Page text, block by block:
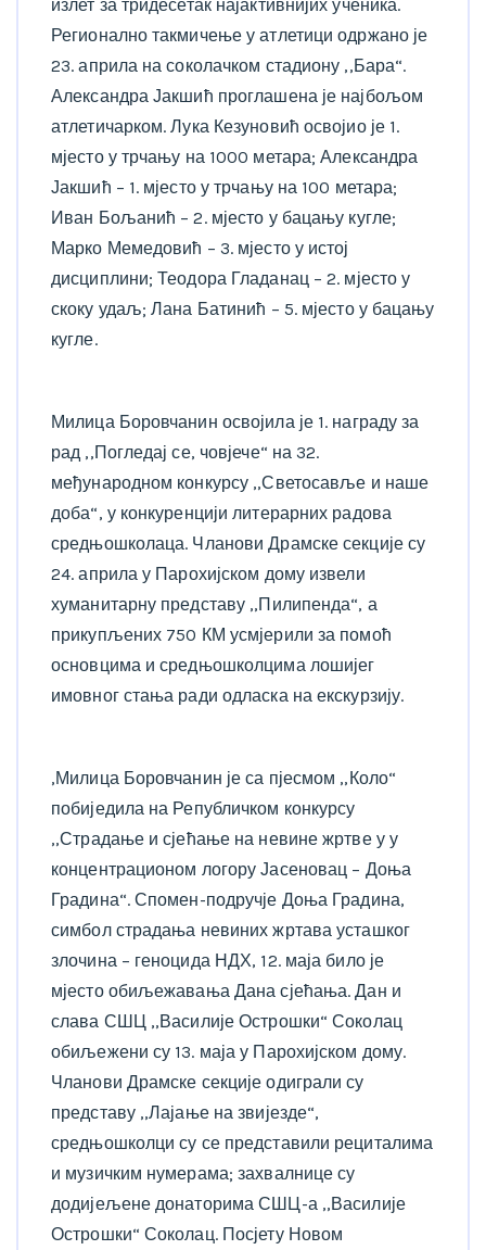
излет за тридесетак најактивнијих ученика.
Регионално такмичење у атлетици одржано је
23. априла на соколачком стадиону ,,Бара“.
Александра Јакшић проглашена је најбољом
атлетичарком. Лука Кезуновић освојио је 1.
мјесто у трчању на 1000 метара; Александра
Јакшић – 1. мјесто у трчању на 100 метара;
Иван Бољанић – 2. мјесто у бацању кугле;
Марко Мемедовић – 3. мјесто у истој
дисциплини; Теодора Гладанац – 2. мјесто у
скоку удаљ; Лана Батинић – 5. мјесто у бацању
кугле.
Милица Боровчанин освојила је 1. награду за
рад ,,Погледај се, човјече“ на 32.
међународном конкурсу ,,Светосавље и наше
доба“, у конкуренцији литерарних радова
средњошколаца. Чланови Драмске секције су
24. априла у Парохијском дому извели
хуманитарну представу ,,Пилипенда“, а
прикупљених 750 КМ усмјерили за помоћ
основцима и средњошколцима лошијег
имовног стања ради одласка на екскурзију.
,Милица Боровчанин је са пјесмом ,,Коло“
побиједила на Републичком конкурсу
,,Страдање и сјећање на невине жртве у у
концентрационом логору Јасеновац – Доња
Градина“. Спомен-подручје Доња Градина,
симбол страдања невиних жртава усташког
злочина – геноцида НДХ, 12. маја било је
мјесто обиљежавања Дана сјећања. Дан и
слава СШЦ ,,Василије Острошки“ Соколац
обиљежени су 13. маја у Парохијском дому.
Чланови Драмске секције одиграли су
представу ,,Лајање на звијезде“,
средњошколци су се представили рециталима
и музичким нумерама; захвалнице су
додијељене донаторима СШЦ-а ,,Василије
Острошки“ Соколац. Посјету Новом